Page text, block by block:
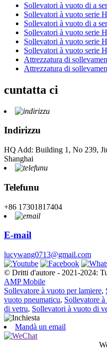
Sollevatori à vuoto di a
Sollevatori à vuoto serie
Sollevatori à vuoto di a
Sollevatori à vuoto serie
Sollevatori à vuoto serie
Sollevatori à vuoto serie
Attrezzatura di
Attrezzatura di
cuntatta ci
Indirizzu
HQ Add: Building 1, No 239,
Shanghai
Telefunu
+86 17301817404
E-mail
lucywang0713@gmail.com
© Dritti d'autore - 2021-2024:
AMP Mobile
Sollevatore à vuoto per lamiere,
vuoto pneumaticu, Sollevatore
di vetru, Sollevatori à vuoto di
Mandà un email